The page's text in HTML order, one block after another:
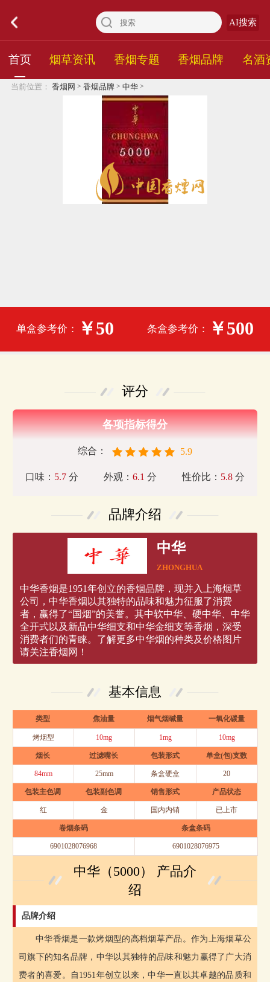
AI搜索
首页 烟草资讯 香烟专题 香烟品牌 名酒
当前位置： 香烟网 > 香烟品牌 > 中华>
单盒参考价： ￥50 条盒参考价： ￥500
评分
各项指标得分
综合： 5.9
口味： 5.7分 外观： 6.1 分 性价比： 5.8 分
品牌介绍
中华
ZHONGHUA
中华香烟是1951年创立的香烟品牌，现并入上海烟草
公司，中华香烟以其独特的品味和魅力征服了消费
者，赢得了“国烟”的美誉。其中软中华、硬中华、中华
全开式以及新品中华细支和中华金细支等香烟，深受
消费者们的青睐。了解更多中华烟的种类及价格图片
请关注香烟网！
基本信息
类型 焦油量 烟气烟碱量 一氧化碳量
烤烟型 10mg 1mg 10mg
烟长 过滤嘴长 包装形式 单盒(包)支数
84mm 25mm 条盒硬盒 20
包装主色调 包装副色调 销售形式 产品状态
红 金 国内内销 已上市
卷烟条码 条盒条码
6901028076968 6901028076975
中华（5000） 产品介
绍
品牌介绍
中华香烟是一款烤烟型的高档烟草产品。作为上海烟草公
司旗下的知名品牌，中华以其独特的品味和魅力赢得了广大消
费者的喜爱。自1951年创立以来，中华一直以其卓越的品质和